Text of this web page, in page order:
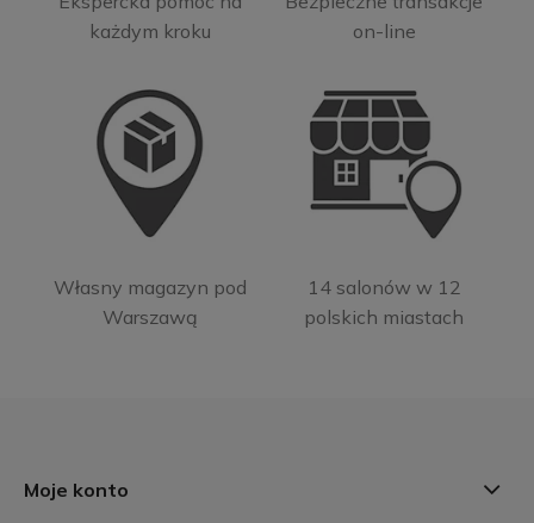
każdym kroku
on-line
Własny magazyn pod
Warszawą
14 salonów w 12
polskich miastach
Moje konto